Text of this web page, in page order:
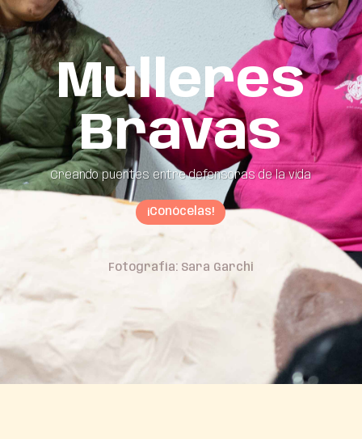
Mulleres
Bravas
Creando puentes entre defensoras de la vida
¡Conócelas!
Fotografía: Sara Garchi